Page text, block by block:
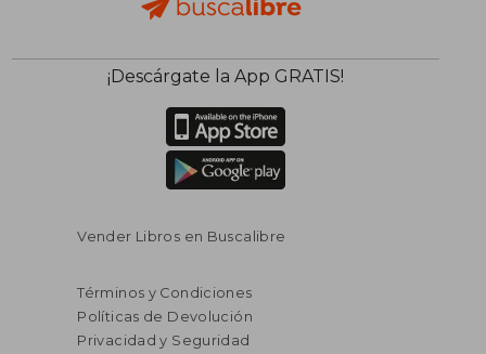
¡Descárgate la App GRATIS!
Vender Libros en Buscalibre
Términos y Condiciones
Políticas de Devolución
Privacidad y Seguridad